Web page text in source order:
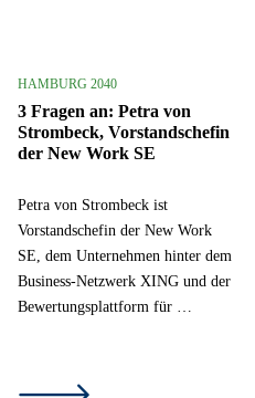
HAMBURG 2040
3 Fragen an: Petra von
Strombeck, Vorstandschefin
der New Work SE
Petra von Strombeck ist
Vorstandschefin der New Work
SE, dem Unternehmen hinter dem
Business-Netzwerk XING und der
Bewertungsplattform für …